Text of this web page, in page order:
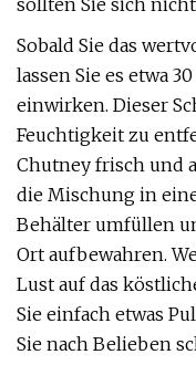
sollten Sie sich
Sobald Sie das
lassen Sie es etwa
einwirken. Dieser
Feuchtigkeit zu
Chutney frisch und
die Mischung in
Behälter umfüllen
Ort aufbewahren.
Lust auf das
Sie einfach etwas
Sie nach Belieben